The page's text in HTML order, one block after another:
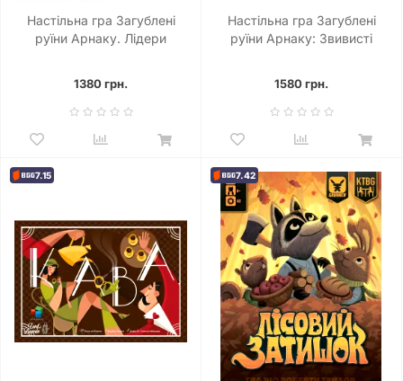
Настільна гра Загублені
руїни Арнаку. Лідери
1380 грн.
Настільна гра Загублені
руїни Арнаку: Звивисті
1580 грн.
7.15 7.42